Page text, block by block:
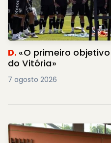
D. «O primeiro
do Vitória»
7 agosto 2026